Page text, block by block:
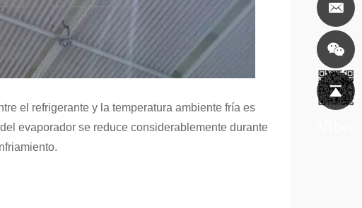
el refrigerante y la temperatura ambiente fría es
evaporador se reduce considerablemente durante